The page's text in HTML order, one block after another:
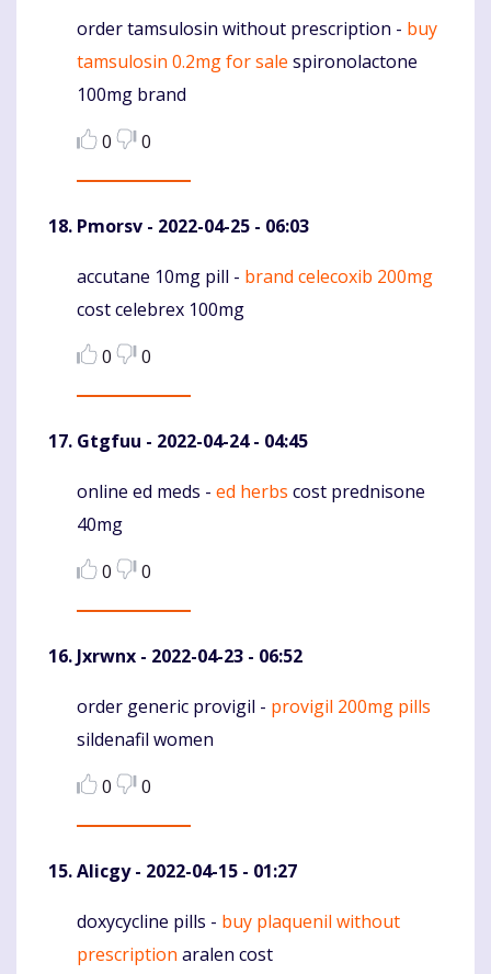
Komentaras
order tamsulosin without prescription - buy
tamsulosin 0.2mg for sale spironolactone
100mg brand
0
0
Pmorsv - 2022-04-25 - 06:03
Komentaras
accutane 10mg pill - brand celecoxib 200mg
cost celebrex 100mg
0
0
Gtgfuu - 2022-04-24 - 04:45
Komentaras
online ed meds - ed herbs cost prednisone
40mg
0
0
Jxrwnx - 2022-04-23 - 06:52
Komentaras
order generic provigil - provigil 200mg pills
sildenafil women
0
0
Alicgy- 2022-04-15 - 01:27
Komentaras
doxycycline pills - buy plaquenil without
prescription aralen cost